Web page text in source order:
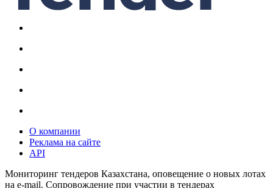
О компании
Реклама на сайте
API
Мониторинг тендеров Казахстана, оповещение о новых лотах
на e-mail. Сопровождение при участии в тендерах